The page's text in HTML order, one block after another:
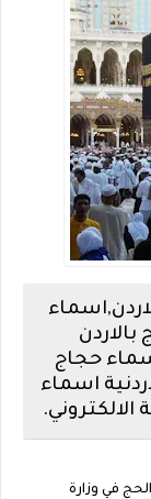
للحج 2020 في الاردن,اسماء
الاردنية الحج 2020 اسماء حجاج
الاردنية اسماء
الالكتروني.
في وزارة